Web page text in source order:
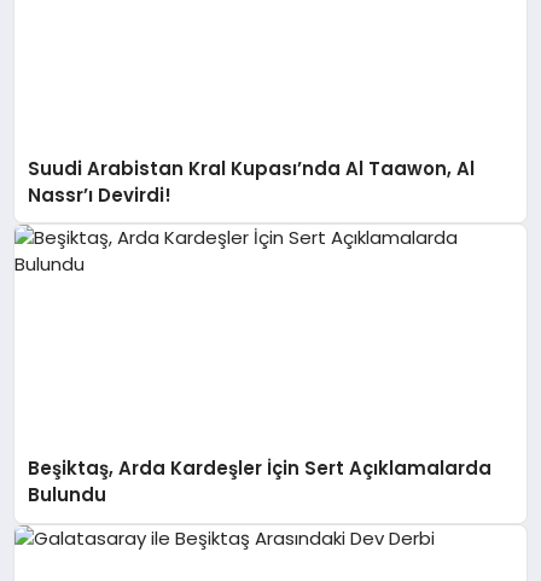
Suudi Arabistan Kral Kupası’nda Al Taawon, Al
Nassr’ı Devirdi!
Beşiktaş, Arda Kardeşler İçin Sert Açıklamalarda
Bulundu